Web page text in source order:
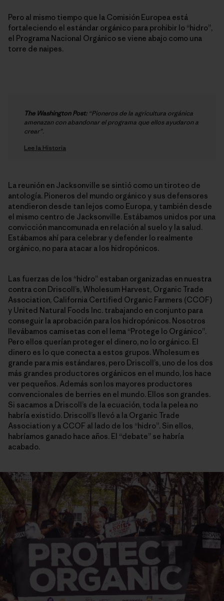
Pero al mismo tiempo que la Comisión Europea está
fortaleciendo el estándar orgánico para prohibir lo “hidro”,
el Programa Nacional Orgánico se viene abajo como una
torre de naipes.
The Washington Post: “Pioneros de la agricultura orgánica
amenazan con abandonar el programa que ellos ayudaron a
crear”.
Lee la Historia
La reunión en Jacksonville se sintió como un tiroteo de
antología. Pioneros del mundo orgánico y sus defensores
atendieron desde tan lejos como Europa, y también desde
el mismo centro de Jacksonville. Estábamos unidos por una
convicción mancomunada en relación al suelo y la salud.
Estábamos ahí para celebrar y defender lo realmente
orgánico, no para atacar a los hidropónicos.
Las fuerzas de los “hidro” estaban organizadas en nuestra
contra con Driscoll’s, Wholesum Harvest, Organic Trade
Association, California Certified Organic Farmers (CCOF)
y United Natural Foods Inc. trabajando en conjunto para
conseguir la aprobación para los hidropónicos. Nosotros
llevábamos camisetas con el lema “Protege lo Orgánico”.
Pero ellos querían proteger el dinero, no lo orgánico. El
dinero es lo que conecta a estos grupos. Wholesum es
grande para mis estándares, pero Driscoll’s, uno de los dos
más grandes productores orgánicos en el mundo, los hace
ver pequeños. Además son los mayores productores
convencionales de berries en el mundo. Ellos son grandes.
Si sacamos a Driscoll’s de la ecuación, toda la pelea no
habría existido. Driscoll’s llevó a la Organic Trade
Association y a CCOF al lado de los “hidro”. Sin ellos,
habríamos ganado hace años. El “debate” se habría
acabado.